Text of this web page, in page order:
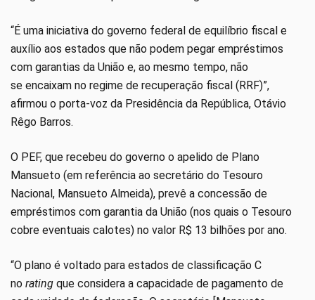
“É uma iniciativa do governo federal de equilíbrio fiscal e
auxílio aos estados que não podem pegar empréstimos
com garantias da União e, ao mesmo tempo, não
se encaixam no regime de recuperação fiscal (RRF)”,
afirmou o porta-voz da Presidência da República, Otávio
Rêgo Barros.
O PEF, que recebeu do governo o apelido de Plano
Mansueto (em referência ao secretário do Tesouro
Nacional, Mansueto Almeida), prevê a concessão de
empréstimos com garantia da União (nos quais o Tesouro
cobre eventuais calotes) no valor R$ 13 bilhões por ano.
“O plano é voltado para estados de classificação C
no rating que considera a capacidade de pagamento de